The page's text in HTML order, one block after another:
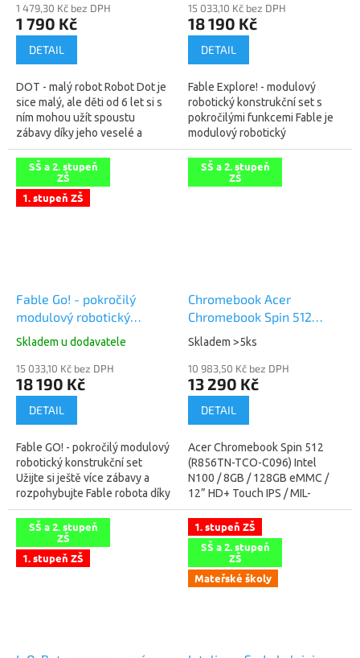
1 479,30 Kč bez DPH
1 790 Kč
DETAIL
DOT - malý robot Robot Dot je
sice malý, ale děti od 6 let si s
ním mohou užít spoustu
zábavy díky jeho veselé a
nepředvídatelné osobnosti a
senzorům, kterými je...
15 033,10 Kč bez DPH
18 190 Kč
DETAIL
Fable Explore! - modulový
robotický konstrukční set s
pokročilými funkcemi Fable je
modulový robotický
konstrukční set s pokročilými
funkcemi, který lze využít v
různých...
SŠ a 2. stupeň
ZŠ
1. stupeň ZŠ
Fable Go! - pokročilý
modulový robotický
konstrukční set s
Skladem u dodavatele
15 033,10 Kč bez DPH
18 190 Kč
DETAIL
Fable GO! - pokročilý modulový
robotický konstrukční set
Užijte si ještě více zábavy a
rozpohybujte Fable robota díky
nejnovějšímu modulu Fable
Spin. Ten v sobě ukrývá...
SŠ a 2. stupeň
ZŠ
Chromebook Acer
Chromebook Spin 512
(R856TN-TCO-C096) Intel
/ 12” HD+ Touch IPS / MIL-
STD / Chrome EDU /
černá/2roky
(NX.KE5EC.006)
Skladem >5ks
10 983,50 Kč bez DPH
13 290 Kč
DETAIL
Acer Chromebook Spin 512
(R856TN-TCO-C096) Intel
N100 / 8GB / 128GB eMMC /
12” HD+ Touch IPS / MIL-
STD/Chrome
EDU/Black/2R (NX.KE5EC.006) -
ceny do...
SŠ a 2. stupeň
ZŠ
1. stupeň ZŠ
1. stupeň ZŠ
SŠ a 2. stupeň
ZŠ
Mateřské školy